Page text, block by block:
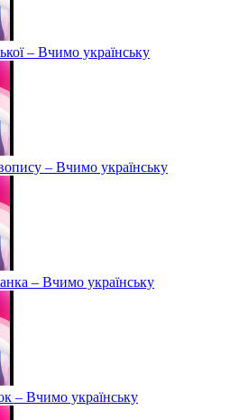
– Вчимо українську
– Вчимо українську
– Вчимо українську
– Вчимо українську